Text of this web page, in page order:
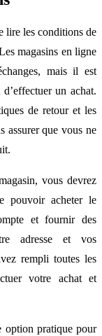
lire les conditions de
magasins en ligne
mais il est
un achat.
de retour et les
assurer que vous ne
vous devrez
pouvoir acheter le
et fournir des
adresse et vos
rempli toutes les
votre achat et
option pratique pour